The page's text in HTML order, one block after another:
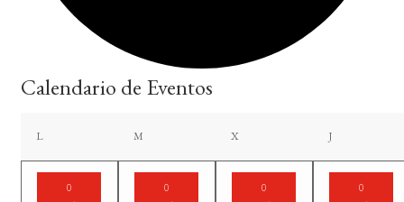
Calendario de Eventos
Llunes Mmartes Xmiércoles Jjueves
0
0
0
0